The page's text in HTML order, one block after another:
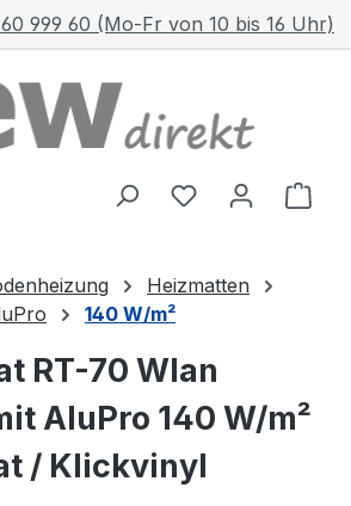
999 60 (Mo-Fr von 10 bis 16 Uhr)
Heizmatten
140 W/m²
RT-70 Wlan
AluPro 140 W/m²
/ Klickvinyl